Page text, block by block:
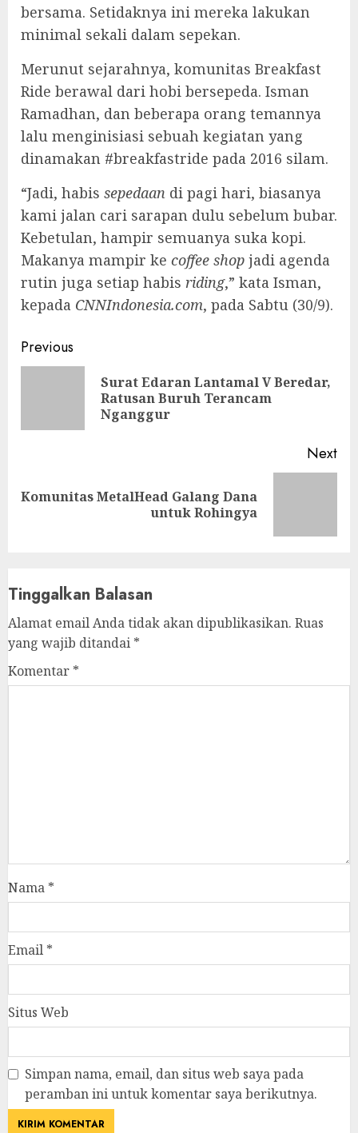
bersama. Setidaknya ini mereka lakukan
minimal sekali dalam sepekan.
Merunut sejarahnya, komunitas Breakfast
Ride berawal dari hobi bersepeda. Isman
Ramadhan, dan beberapa orang temannya
lalu menginisiasi sebuah kegiatan yang
dinamakan #breakfastride pada 2016 silam.
“Jadi, habis sepedaan di pagi hari, biasanya
kami jalan cari sarapan dulu sebelum bubar.
Kebetulan, hampir semuanya suka kopi.
Makanya mampir ke coffee shop jadi agenda
rutin juga setiap habis riding,” kata Isman,
kepada CNNIndonesia.com, pada Sabtu (30/9).
Continue
Reading
Previous
Surat Edaran Lantamal V Beredar,
Ratusan Buruh Terancam
Nganggur
Next
Next
Komunitas MetalHead Galang Dana
untuk Rohingya
Tinggalkan Balasan
Alamat email Anda tidak akan dipublikasikan. Ruas
yang wajib ditandai *
Komentar *
Nama *
Email *
Situs Web
Simpan nama, email, dan situs web saya pada
peramban ini untuk komentar saya berikutnya.